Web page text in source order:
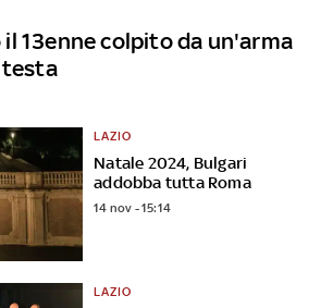
13enne colpito da un'arma
testa
Natale 2024, Bulgari
addobba tutta Roma
LAZIO
14 nov - 15:14
LAZIO